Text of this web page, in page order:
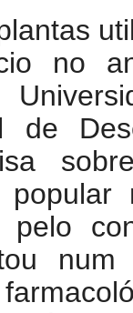
no
de
pelo